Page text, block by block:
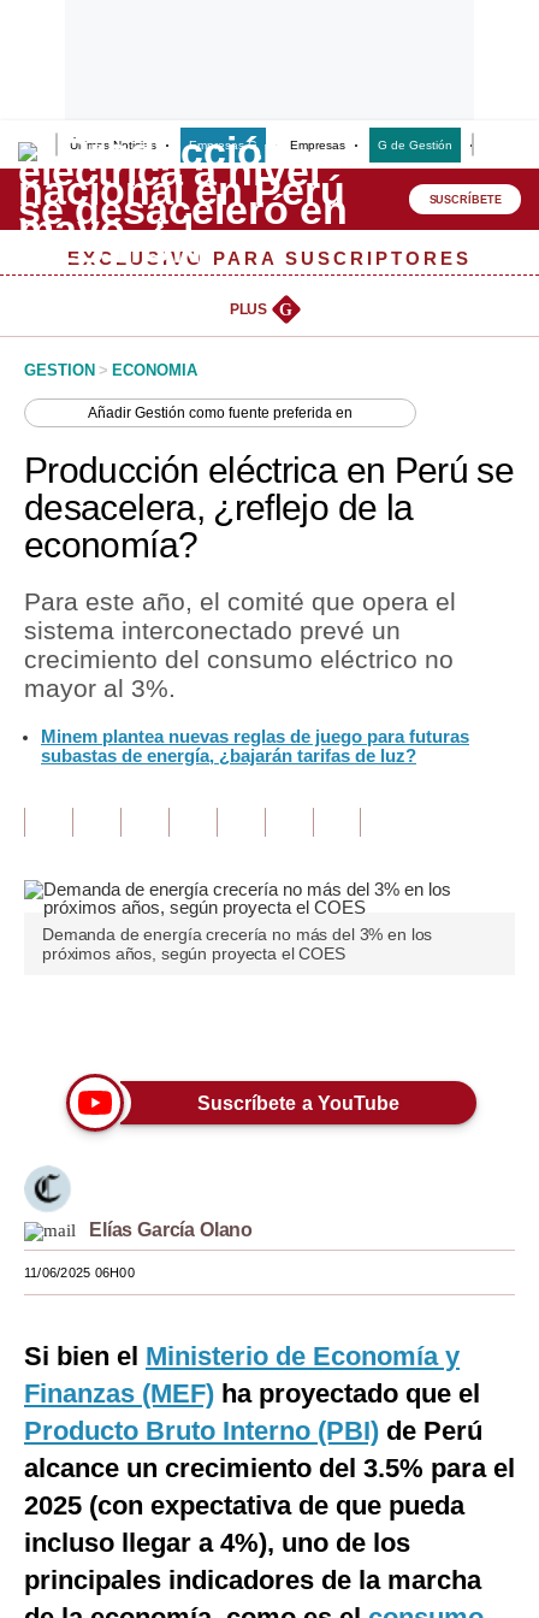
Últimas Noticias Empresas G Empresas G de Gestión
Lo último
Peru Quiosco
Management & Empleo
Perú
Política
Finanzas Personales
Inmobiliarias
Plus G
Blogs
Tendencias
Moda
Mundo
España
Internacional
Tecnología
Club del Suscriptor
Mix
G de Gestión
SUSCRÍBETE
EXCLUSIVO PARA SUSCRIPTORES
PLUS G
GESTION > ECONOMIA
AñadirGestión como fuente preferida en
Producción eléctrica en Perú se
desacelera, ¿reflejo de la
economía?
Para este año, el comité que opera el
sistema interconectado prevé un
crecimiento del consumo eléctrico no
mayor al 3%.
Minem plantea nuevas reglas de juego para futuras
subastas de energía, ¿bajarán tarifas de luz?
Demanda de energía crecería no más del 3% en los
próximos años, según proyecta el COES
Suscríbete a YouTube
Elías García Olano
11/06/2025 06H00
Si bien el Ministerio de Economía y
Finanzas (MEF) ha proyectado que el
Producto Bruto Interno (PBI) de Perú
alcance un crecimiento del 3.5% para el
2025 (con expectativa de que pueda
incluso llegar a 4%), uno de los
principales indicadores de la marcha